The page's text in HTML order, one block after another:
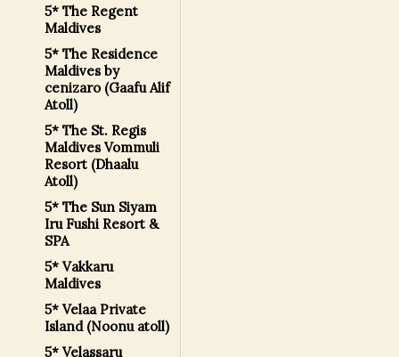
5* The Regent
Maldives
5* The Residence
Maldives by
cenizaro (Gaafu Alif
Atoll)
5* The St. Regis
Maldives Vommuli
Resort (Dhaalu
Atoll)
5* The Sun Siyam
Iru Fushi Resort &
SPA
5* Vakkaru
Maldives
5* Velaa Private
Island (Noonu atoll)
5* Velassaru